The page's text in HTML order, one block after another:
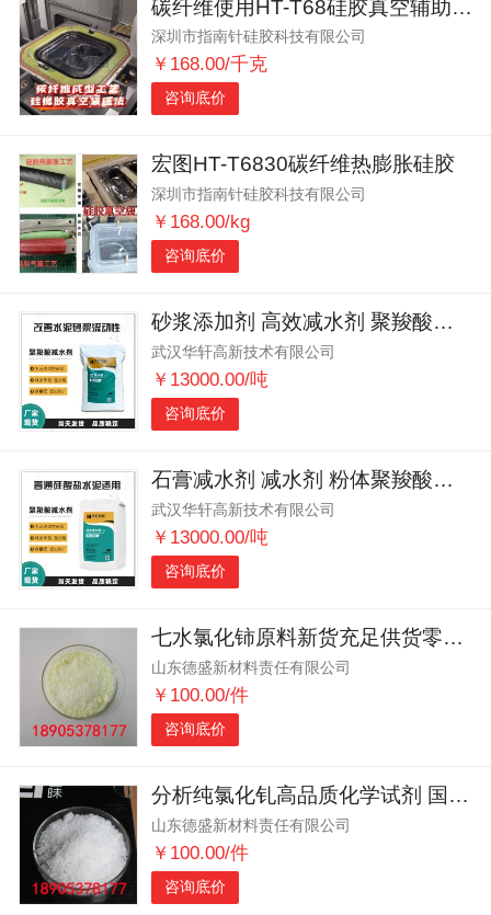
碳纤维使用HT-T68硅胶真空辅助闭模成型工艺
深圳市指南针硅胶科技有限公司
￥168.00/千克
咨询底价
宏图HT-T6830碳纤维热膨胀硅胶
深圳市指南针硅胶科技有限公司
￥168.00/kg
咨询底价
砂浆添加剂 高效减水剂 聚羧酸粉剂 白色粉末
武汉华轩高新技术有限公司
￥13000.00/吨
咨询底价
石膏减水剂 减水剂 粉体聚羧酸减水剂 聚羧酸超塑化剂
武汉华轩高新技术有限公司
￥13000.00/吨
咨询底价
七水氯化铈原料新货充足供货零等待
山东德盛新材料责任有限公司
￥100.00/件
咨询底价
分析纯氯化钆高品质化学试剂 国内生产商一站式供应
山东德盛新材料责任有限公司
￥100.00/件
咨询底价